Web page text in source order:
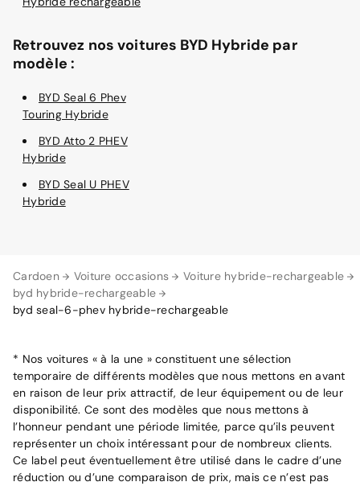
Cardoen Voiture occasions
Voiture hybride-rechargeable
byd hybride-rechargeable
byd seal-6-phev hybride-rechargeable
Retrouvez nos voitures BYD Hybride par
modèle :
BYD Seal 6 Phev
Touring Hybride
BYD Atto 2 PHEV
Hybride
BYD Seal U PHEV
Hybride
* Nos voitures « à la une » constituent une sélection
temporaire de différents modèles que nous mettons en avant
en raison de leur prix attractif, de leur équipement ou de leur
disponibilité. Ce sont des modèles que nous mettons à
l’honneur pendant une période limitée, parce qu’ils peuvent
représenter un choix intéressant pour de nombreux clients.
Ce label peut éventuellement être utilisé dans le cadre d’une
réduction ou d’une comparaison de prix, mais ce n’est pas